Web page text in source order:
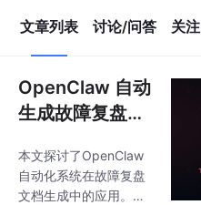
文章列表 讨论/问答 关注
OpenClaw 自动
生成故障复盘文
取关键信息，生
成标准化复盘报
本文探讨了OpenClaw
自动化系统在故障复盘
文档生成中的应用。该